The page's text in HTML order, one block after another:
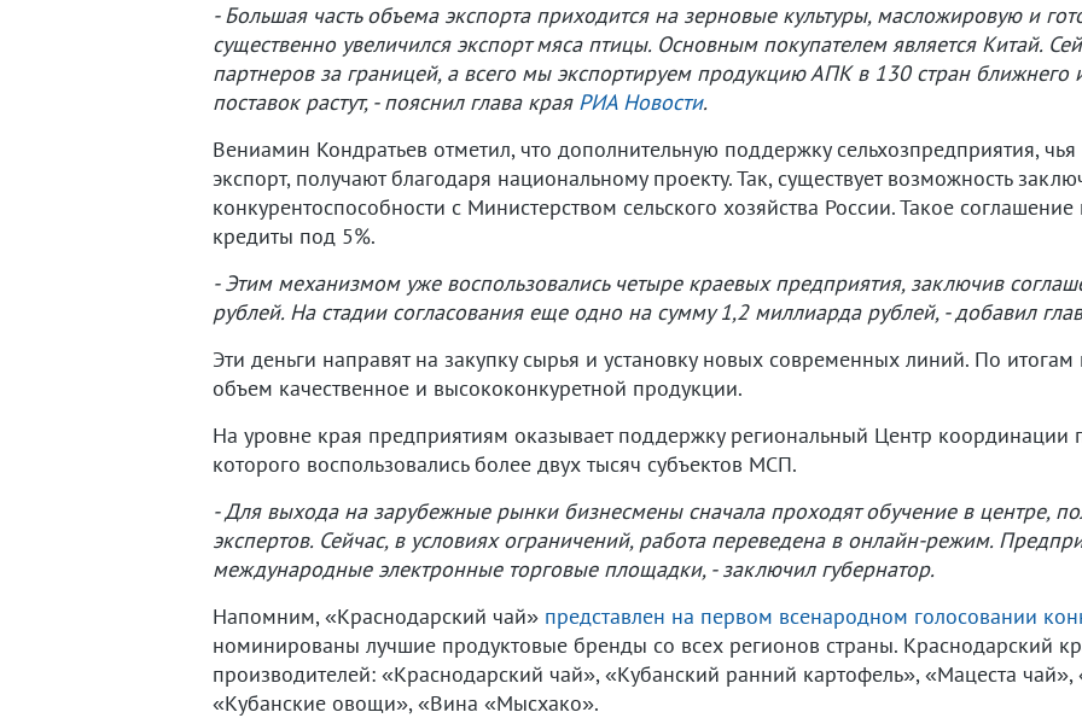
- Большая часть объема экспорта приходится на зерновые культуры, масложировую и
существенно увеличился экспорт мяса птицы. Основным покупателем является Китай.
партнеров за границей, а всего мы экспортируем продукцию АПК в 130 стран ближнего
поставок растут, - пояснил глава края РИА Новости.
Вениамин Кондратьев отметил, что дополнительную поддержку сельхозпредприятия,
экспорт, получают благодаря национальному проекту. Так, существует возможность
конкурентоспособности с Министерством сельского хозяйства России. Такое соглашение
кредиты под 5%.
- Этим механизмом уже воспользовались четыре краевых предприятия, заключив
рублей. На стадии согласования еще одно на сумму 1,2 миллиарда рублей, - добавил
Эти деньги направят на закупку сырья и установку новых современных линий. По итогам
объем качественное и высококонкуретной продукции.
На уровне края предприятиям оказывает поддержку региональный Центр координации
которого воспользовались более двух тысяч субъектов МСП.
- Для выхода на зарубежные рынки бизнесмены сначала проходят обучение в центре,
экспертов. Сейчас, в условиях ограничений, работа переведена в онлайн-режим.
международные электронные торговые площадки, - заключил губернатор.
Напомним, «Краснодарский чай» представлен на первом всенародном голосовании
номинированы лучшие продуктовые бренды со всех регионов страны. Краснодарский
производителей: «Краснодарский чай», «Кубанский ранний картофель», «Мацеста
«Кубанские овощи», «Вина «Мысхако».